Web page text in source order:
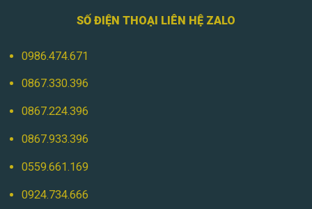
SỐ ĐIỆN THOẠI LIÊN HỆ ZALO
0986.474.671
0867.330.396
0867.224.396
0867.933.396
0559.661.169
0924.734.666